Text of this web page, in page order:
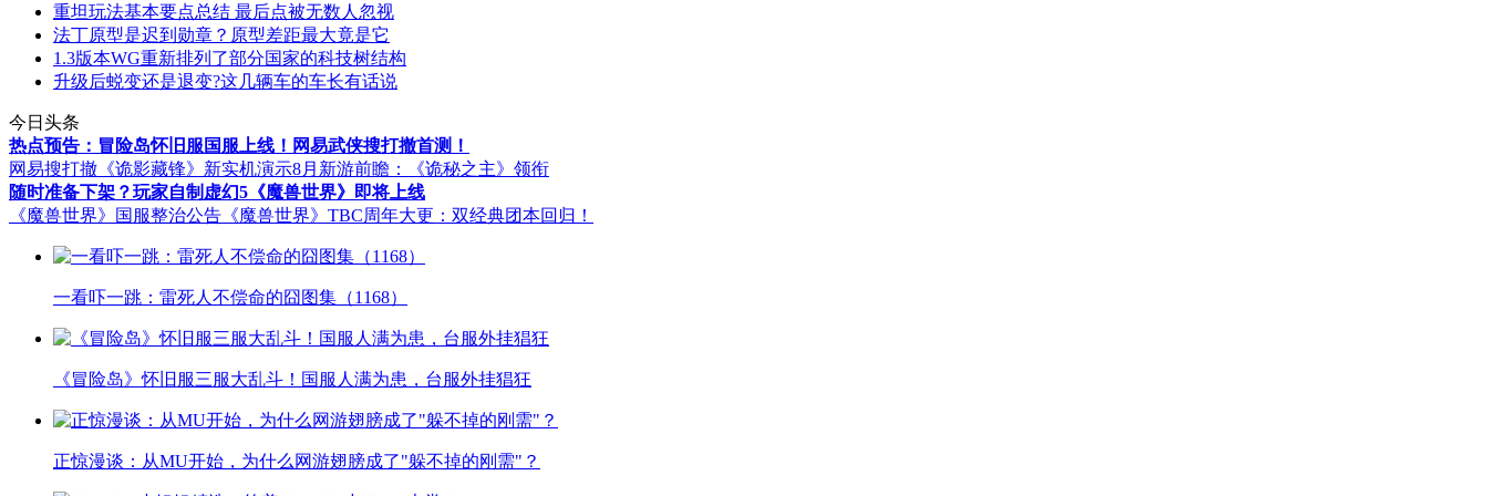
重坦玩法基本要点总结 最后点被无数人忽视
法丁原型是迟到勋章？原型差距最大竟是它
1.3版本WG重新排列了部分国家的科技树结构
升级后蜕变还是退变?这几辆车的车长有话说
今日头条
热点预告：冒险岛怀旧服国服上线！网易武侠搜打撤首测！
网易搜打撤《诡影藏锋》新实机演示8月新游前瞻：《诡秘之主》领衔
随时准备下架？玩家自制虚幻5《魔兽世界》即将上线
《魔兽世界》国服整治公告 《魔兽世界》TBC周年大更：双经典团本回归！
一看吓一跳：雷死人不偿命的囧图集（1168）
《冒险岛》怀旧服三服大乱斗！国服人满为患，台服外挂猖狂
正惊漫谈：从MU开始，为什么网游翅膀成了"躲不掉的刚需"？